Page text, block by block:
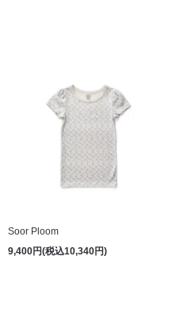
Soor Ploom
9,400円(税込10,340円)